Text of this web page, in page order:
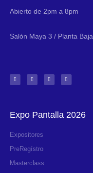
Abierto de 2pm a 8pm
Salón Maya 3 / Planta Baja
Expo Pantalla 2026
Expositores
PreRegístro
Masterclass